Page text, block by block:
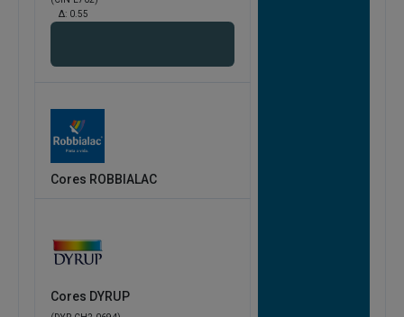
Δ: 0.55
Cores ROBBIALAC
Cores DYRUP